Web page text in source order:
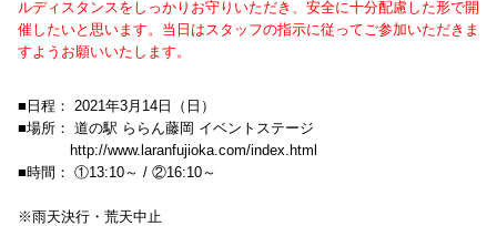
ルディスタンスをしっかりお守りいただき、安全に十分配慮した形で開
催したいと思います。当日はスタッフの指示に従ってご参加いただきま
すようお願いいたします。
■日程： 2021年3月14日（日）
■場所： 道の駅 ららん藤岡 イベントステージ
http://www.laranfujioka.com/index.html
■時間： ①13:10～ / ②16:10～
※雨天決行・荒天中止